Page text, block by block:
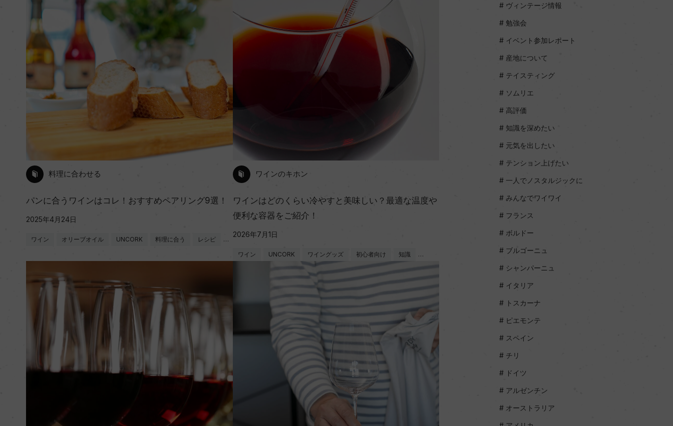
料理に合わせる
パンに合うワインはコレ！おすすめペアリング9選！
2025年4月24日
ワイン オリーブオイル UNCORK 料理に合う レシピ …
ワインのキホン
ワインはどのくらい冷やすと美味しい？最適な温度や
便利な容器をご紹介！
2026年7月1日
ワイン UNCORK ワイングッズ 初心者向け 知識 …
ヴィンテージ情報
勉強会
イベント参加レポート
産地について
テイスティング
ソムリエ
高評価
知識を深めたい
元気を出したい
テンション上げたい
一人でノスタルジックに
みんなでワイワイ
フランス
ボルドー
ブルゴーニュ
シャンパーニュ
イタリア
トスカーナ
ピエモンテ
スペイン
チリ
ドイツ
アルゼンチン
オーストラリア